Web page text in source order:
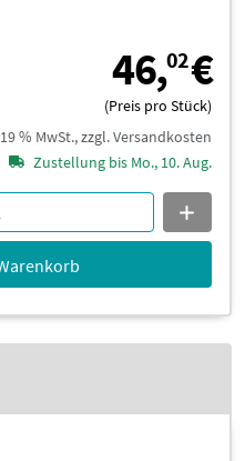
46,02€
(Preis pro Stück)
% MwSt., zzgl. Versandkosten
Zustellung bis Mo., 10. Aug.